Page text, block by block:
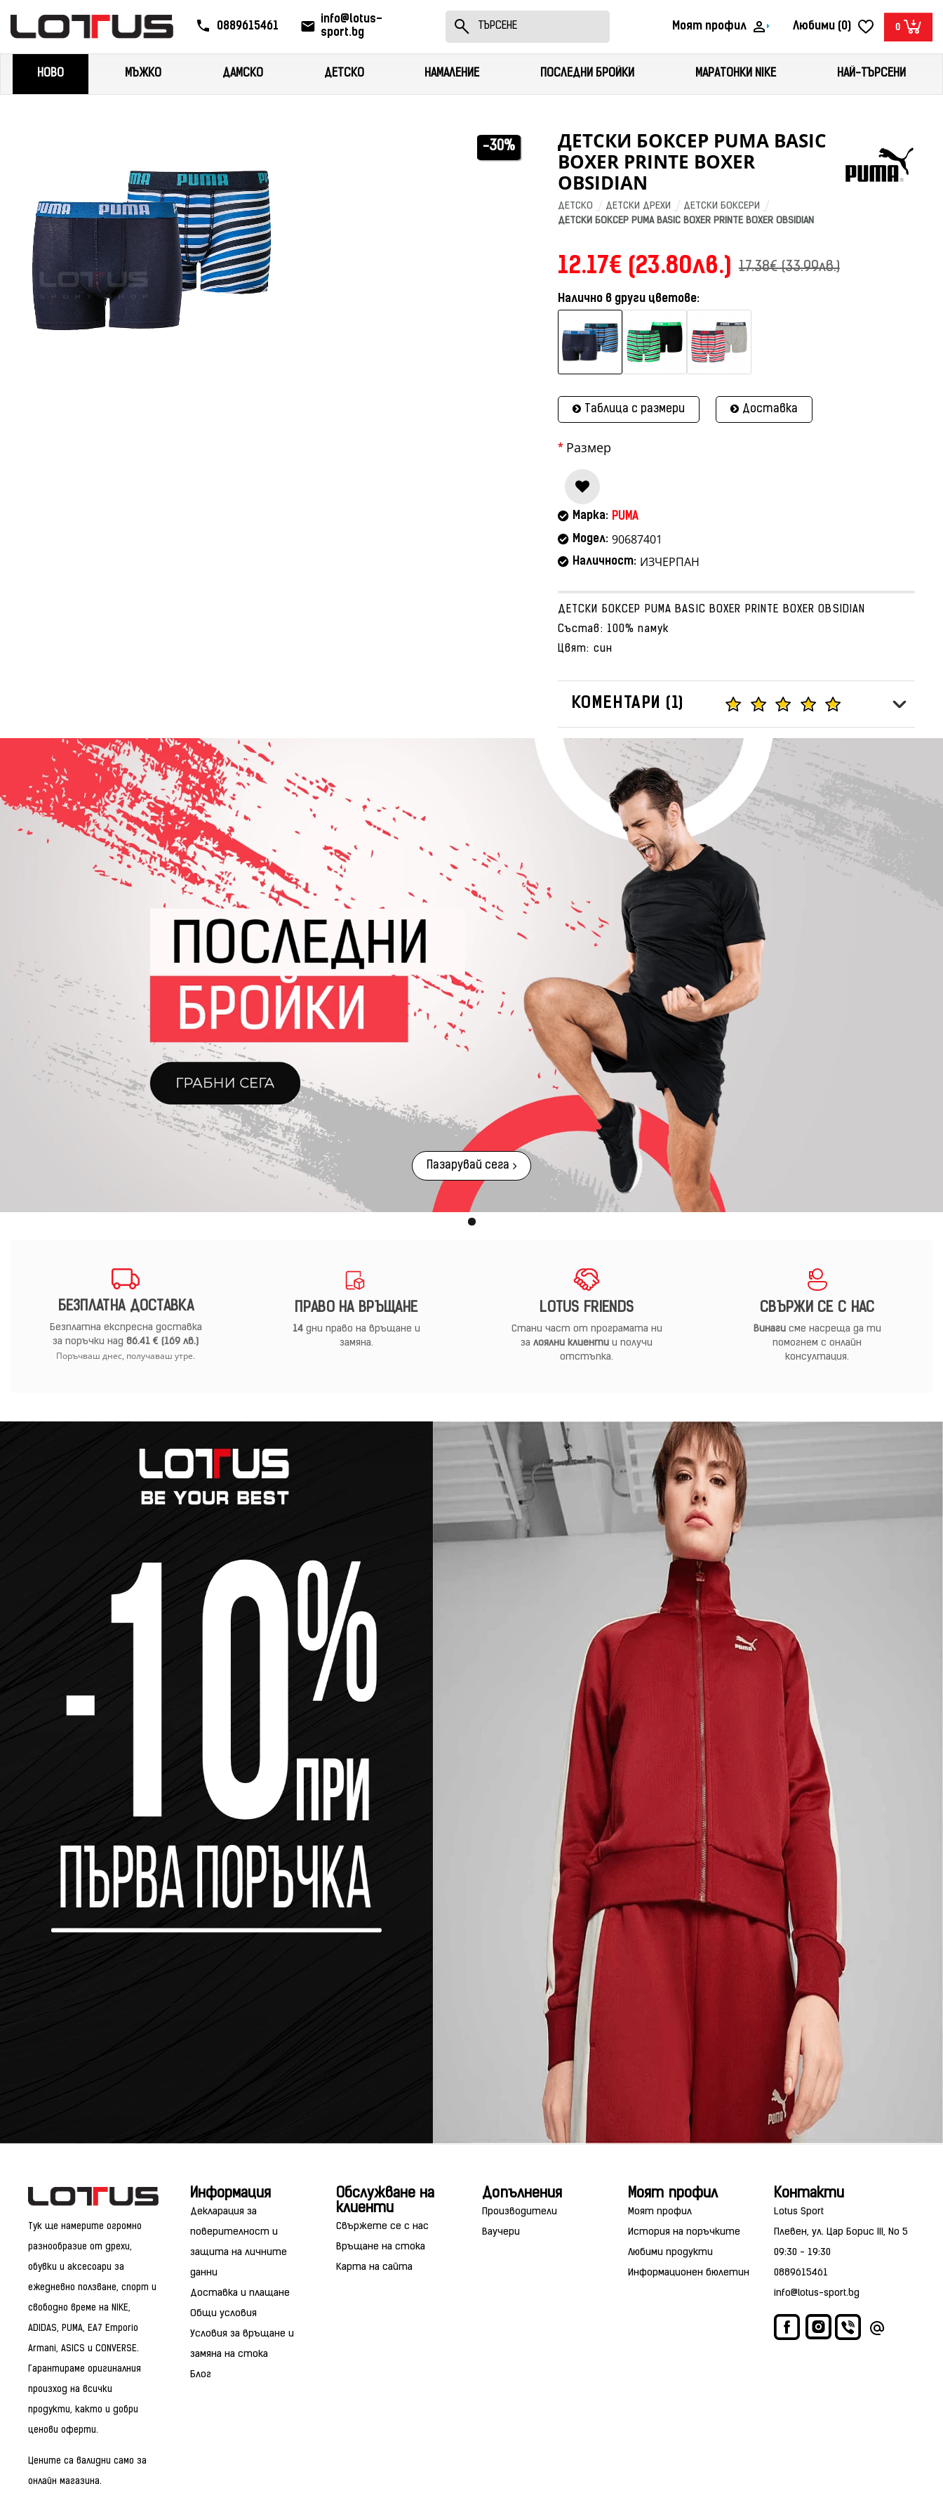
0889615461
info@lotus-
sport.bg
Моят профил Любими (0) 0
НОВО МЪЖКО ДАМСКО ДЕТСКО НАМАЛЕНИЕ ПОСЛЕДНИ БРОЙКИ МАРАТОНКИ NIKE НАЙ-ТЪРСЕНИ
-30%
ДЕТСКИ БОКСЕР PUMA BASIC
BOXER PRINTE BOXER
OBSIDIAN
ДЕТСКО ДЕТСКИ ДРЕХИ
ДЕТСКИ БОКСЕРИ
ДЕТСКИ БОКСЕР PUMA BASIC BOXER PRINTE BOXER OBSIDIAN
12.17€ (23.80лв.) 17.38€ (33.99лв.)
Налично в други цветове:
Таблица с размери Доставка
Размер
Марка: PUMA
Модел: 90687401
Наличност: ИЗЧЕРПАН
ДЕТСКИ БОКСЕР PUMA BASIC BOXER PRINTE BOXER OBSIDIAN
Състав: 100% памук
Цвят: син
КОМЕНТАРИ (1)
Пазарувай сега
БЕЗПЛАТНА ДОСТАВКА
Безплатна експресна доставка
за поръчки над86.41 € (169 лв.)
Поръчваш днес, получаваш утре.
ПРАВО НА ВРЪЩАНЕ
14дни право на връщане и
замяна.
LOTUS FRIENDS
Стани част от програмата ни
залоялни клиенти и получи
отстъпка.
СВЪРЖИ СЕ С НАС
Винагисме насреща да ти
помогнем с онлайн
консултация.
Тук ще намерите огромно
разнообразие от дрехи,
обувки и аксесоари за
ежедневно ползване, спорт и
свободно време на NIKE,
ADIDAS, PUMA, EA7 Emporio
Armani, ASICS и CONVERSE.
Гарантираме оригиналния
произход на всички
продукти, както и добри
ценови оферти.
Цените са валидни само за
онлайн магазина.
Информация
Декларация за
поверителност и
защита на личните
данни
Доставка и плащане
Общи условия
Условия за връщане и
замяна на стока
Блог
Обслужване на
клиенти
Свържете се с нас
Връщане на стока
Карта на сайта
Допълнения
Производители
Ваучери
Моят профил
Моят профил
История на поръчките
Любими продукти
Информационен бюлетин
Контакти
Lotus Sport
Плевен, ул. Цар Борис III, No 5
09:30 - 19:30
0889615461
info@lotus-sport.bg